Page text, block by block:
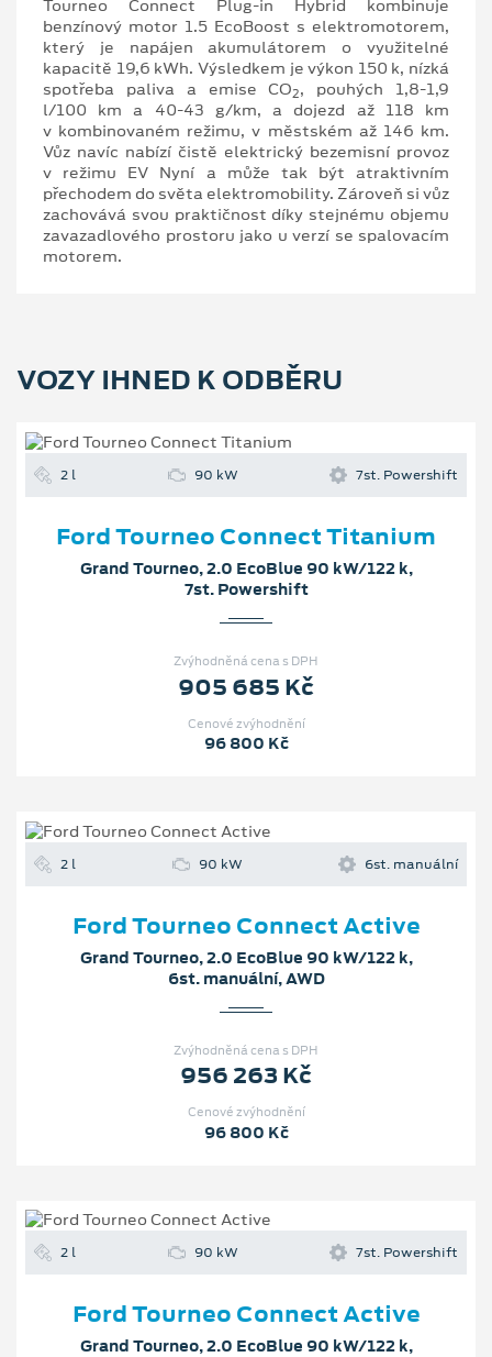
Tourneo Connect Plug-in Hybrid kombinuje
benzínový motor 1.5 EcoBoost s elektromotorem,
který je napájen akumulátorem o využitelné
kapacitě 19,6 kWh. Výsledkem je výkon 150 k, nízká
spotřeba paliva a emise CO2, pouhých 1,8-1,9
l/100 km a 40-43 g/km, a dojezd až 118 km
v kombinovaném režimu, v městském až 146 km.
Vůz navíc nabízí čistě elektrický bezemisní provoz
v režimu EV Nyní a může tak být atraktivním
přechodem do světa elektromobility. Zároveň si vůz
zachovává svou praktičnost díky stejnému objemu
zavazadlového prostoru jako u verzí se spalovacím
motorem.
VOZY IHNED K ODBĚRU
2 l 90 kW 7st. Powershift
Ford Tourneo Connect Titanium
Grand Tourneo, 2.0 EcoBlue 90 kW/122 k,
7st. Powershift
Zvýhodněná cena s DPH
905 685 Kč
Cenové zvýhodnění
96 800 Kč
2 l 90 kW 6st. manuální
Ford Tourneo Connect Active
Grand Tourneo, 2.0 EcoBlue 90 kW/122 k,
6st. manuální, AWD
Zvýhodněná cena s DPH
956 263 Kč
Cenové zvýhodnění
96 800 Kč
2 l 90 kW 7st. Powershift
Ford Tourneo Connect Active
Grand Tourneo, 2.0 EcoBlue 90 kW/122 k,